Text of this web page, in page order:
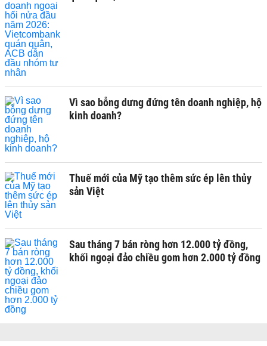
Vì sao bỗng dưng đứng tên doanh nghiệp, hộ
kinh doanh?
Thuế mới của Mỹ tạo thêm sức ép lên thủy
sản Việt
Sau tháng 7 bán ròng hơn 12.000 tỷ đồng,
khối ngoại đảo chiều gom hơn 2.000 tỷ đồng